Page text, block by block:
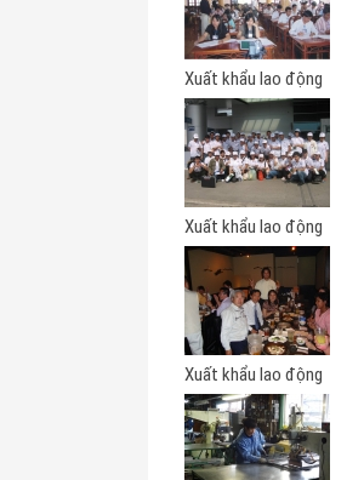
Xuất khẩu lao động
Xuất khẩu lao động
Xuất khẩu lao động